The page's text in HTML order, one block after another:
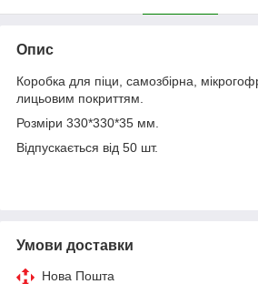
Опис
Коробка для піци, самозбірна,
лицьовим покриттям.
Розміри 330*330*35 мм.
Відпускається від 50 шт.
Умови доставки
Нова Пошта